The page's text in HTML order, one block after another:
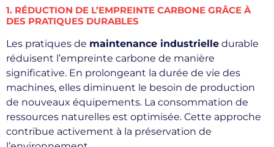
1. RÉDUCTION DE L’EMPREINTE CARBONE GRÂCE À
DES PRATIQUES DURABLES
Les pratiques de maintenance industrielle durable
réduisent l’empreinte carbone de manière
significative. En prolongeant la durée de vie des
machines, elles diminuent le besoin de production
de nouveaux équipements. La consommation de
ressources naturelles est optimisée. Cette approche
contribue activement à la préservation de